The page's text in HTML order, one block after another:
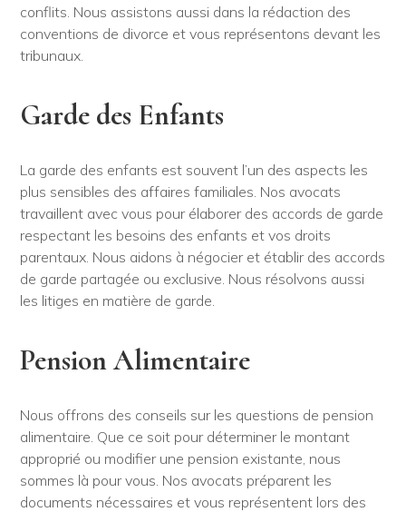
conflits. Nous assistons aussi dans la rédaction des
conventions de divorce et vous représentons devant les
tribunaux.
Garde des Enfants
La garde des enfants est souvent l’un des aspects les
plus sensibles des affaires familiales. Nos avocats
travaillent avec vous pour élaborer des accords de garde
respectant les besoins des enfants et vos droits
parentaux. Nous aidons à négocier et établir des accords
de garde partagée ou exclusive. Nous résolvons aussi
les litiges en matière de garde.
Pension Alimentaire
Nous offrons des conseils sur les questions de pension
alimentaire. Que ce soit pour déterminer le montant
approprié ou modifier une pension existante, nous
sommes là pour vous. Nos avocats préparent les
documents nécessaires et vous représentent lors des